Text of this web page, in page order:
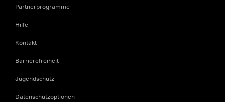
Partnerprogramme
Hilfe
Kontakt
Barrierefreiheit
Jugendschutz
Datenschutzoptionen